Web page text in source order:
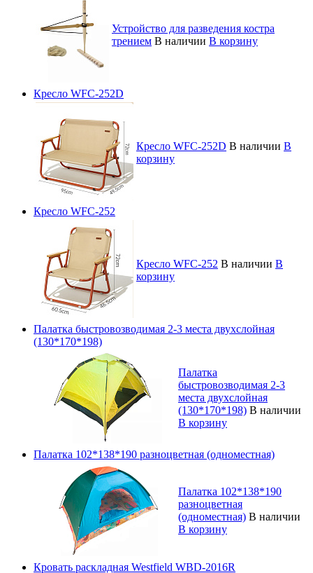
Устройство для разведения костра
трением В наличии В корзину
Кресло WFC-252D
Кресло WFC-252D В наличии В
корзину
Кресло WFC-252
Кресло WFC-252 В наличии В
корзину
Палатка быстровозводимая 2-3 места двухслойная
(130*170*198)
Палатка
быстровозводимая 2-3
места двухслойная
(130*170*198) В наличии
В корзину
Палатка 102*138*190 разноцветная (одноместная)
Палатка 102*138*190
разноцветная
(одноместная) В наличии
В корзину
Кровать раскладная Westfield WBD-2016R